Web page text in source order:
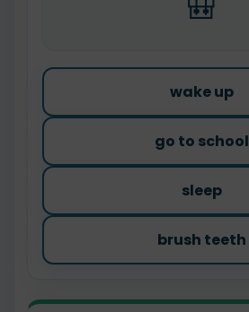
🎒
wake up
go to school
sleep
brush teeth